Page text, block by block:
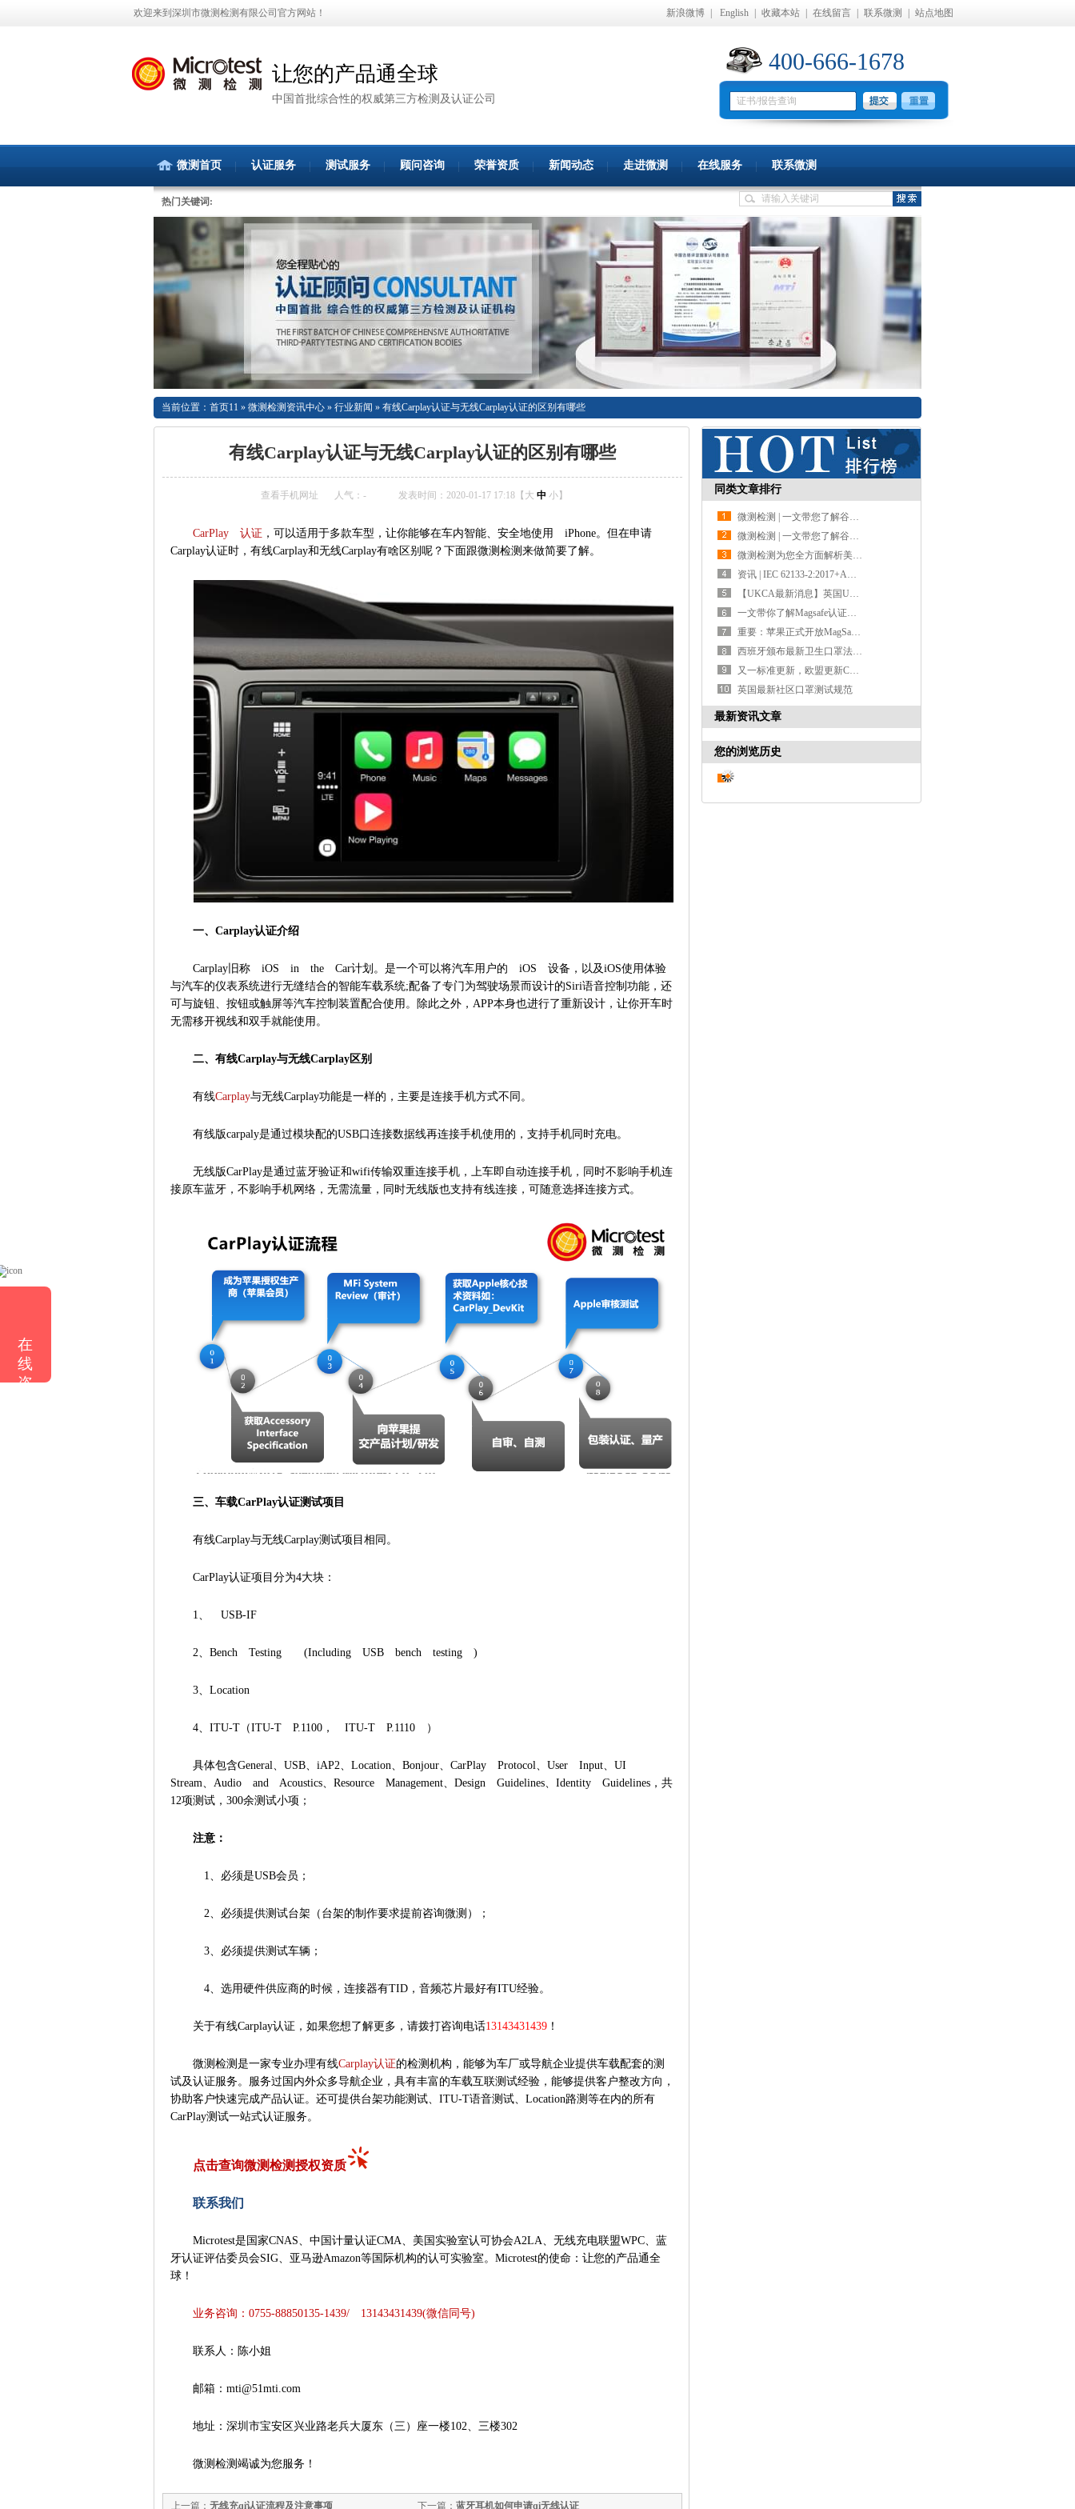
欢迎来到深圳市微测检测有限公司官方网站！ 新浪微博 English 收藏本站 在线留言 联系微测 站点地图
让您的产品通全球
中国首批综合性的权威第三方检测及认证公司
400-666-1678
微测首页 认证服务 测试服务 顾问咨询 荣誉资质 新闻动态 走进微测 在线服务 联系微测
热门关键词:
当前位置： 首页11 » 微测检测资讯中心 » 行业新闻 » 有线Carplay认证与无线Carplay认证的区别有哪些
有线Carplay认证与无线Carplay认证的区别有哪些
查看手机网址 人气： - 发表时间：2020-01-17 17:18【 大 中 小】
CarPlay 认证 ，可以适用于多款车型，让你能够在车内智能、安全地使用 iPhone。但在申请
Carplay认证时，有线Carplay和无线Carplay有啥区别呢？下面跟微测检测来做简要了解。
一、Carplay认证介绍
Carplay旧称 iOS in the Car计划。是一个可以将汽车用户的 iOS 设备，以及iOS使用体验
与汽车的仪表系统进行无缝结合的智能车载系统;配备了专门为驾驶场景而设计的Siri语音控制功能，还
可与旋钮、按钮或触屏等汽车控制装置配合使用。除此之外，APP本身也进行了重新设计，让你开车时
无需移开视线和双手就能使用。
二、有线Carplay与无线Carplay区别
有线Carplay与无线Carplay功能是一样的，主要是连接手机方式不同。
有线版carpaly是通过模块配的USB口连接数据线再连接手机使用的，支持手机同时充电。
无线版CarPlay是通过蓝牙验证和wifi传输双重连接手机，上车即自动连接手机，同时不影响手机连
接原车蓝牙，不影响手机网络，无需流量，同时无线版也支持有线连接，可随意选择连接方式。
三、车载CarPlay认证测试项目
有线Carplay与无线Carplay测试项目相同。
CarPlay认证项目分为4大块：
1、 USB-IF
2、Bench Testing (Including USB bench testing )
3、Location
4、ITU-T（ITU-T P.1100， ITU-T P.1110 ）
具体包含General、USB、iAP2、Location、Bonjour、CarPlay Protocol、User Input、UI
Stream、Audio and Acoustics、Resource Management、Design Guidelines、Identity Guidelines，共
12项测试，300余测试小项；
注意：
1、必须是USB会员；
2、必须提供测试台架（台架的制作要求提前咨询微测）；
3、必须提供测试车辆；
4、选用硬件供应商的时候，连接器有TID，音频芯片最好有ITU经验。
关于有线Carplay认证，如果您想了解更多，请拨打咨询电话13143431439 ！
微测检测是一家专业办理有线Carplay认证的检测机构，能够为车厂或导航企业提供车载配套的测
试及认证服务。服务过国内外众多导航企业，具有丰富的车载互联测试经验，能够提供客户整改方向，
协助客户快速完成产品认证。还可提供台架功能测试、ITU-T语音测试、Location路测等在内的所有
CarPlay测试一站式认证服务。
点击查询微测检测授权资质
联系我们
Microtest是国家CNAS、中国计量认证CMA、美国实验室认可协会A2LA、无线充电联盟WPC、蓝
牙认证评估委员会SIG、亚马逊Amazon等国际机构的认可实验室。Microtest的使命：让您的产品通全
球！
业务咨询：0755-88850135-1439/ 13143431439(微信同号)
联系人：陈小姐
邮箱：mti@51mti.com
地址：深圳市宝安区兴业路老兵大厦东（三）座一楼102、三楼302
微测检测竭诚为您服务！
下一篇： 蓝牙耳机如何申请qi无线认证
上一篇： 无线充qi认证流程及注意事项
同类文章排行
微测检测 | 一文带您了解谷歌Fast Pair
微测检测 | 一文带您了解谷歌Fast Pair
微测检测为您全方面解析美国UL1973安全标准
资讯 | IEC 62133-2:2017+AMD1:2021新版发布细则
【UKCA最新消息】英国UKCA强制实施日期延期至2023年1月1日
一文带你了解Magsafe认证及设计要求
重要：苹果正式开放MagSafe磁吸无线充模块认证
西班牙颁布最新卫生口罩法规要求CSM/115/2021
又一标准更新，欧盟更新CE RED指令
英国最新社区口罩测试规范
最新资讯文章
您的浏览历史
在
线
咨